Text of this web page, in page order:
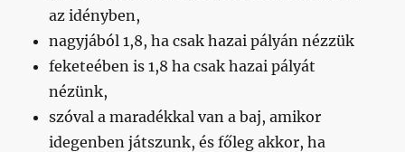
az idényben,
nagyjából 1,8, ha csak hazai pályán nézzük
feketeében is 1,8 ha csak hazai pályát
nézünk,
szóval a maradékkal van a baj, amikor
idegenben játszunk, és főleg akkor, ha